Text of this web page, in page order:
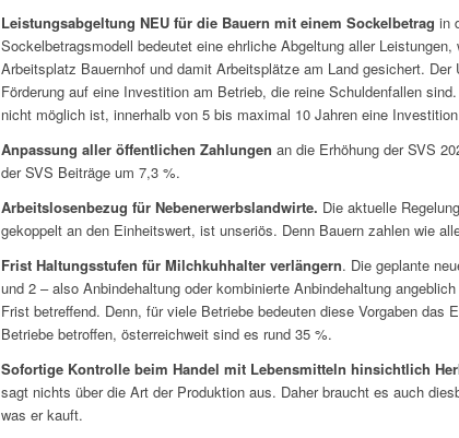
Leistungsabgeltung NEU für die Bauern mit einem Sockelbetrag in
Sockelbetragsmodell bedeutet eine ehrliche Abgeltung aller
Arbeitsplatz Bauernhof und damit Arbeitsplätze am Land gesichert.
Förderung auf eine Investition am Betrieb, die reine Schuldenfallen
nicht möglich ist, innerhalb von 5 bis maximal 10 Jahren eine
Anpassung aller öffentlichen Zahlungen an die Erhöhung der SVS
der SVS Beiträge um 7,3 %.
Arbeitslosenbezug für Nebenerwerbslandwirte. Die aktuelle
gekoppelt an den Einheitswert, ist unseriös. Denn Bauern zahlen wie
Frist Haltungsstufen für Milchkuhhalter verlängern. Die geplante
und 2 – also Anbindehaltung oder kombinierte Anbindehaltung
Frist betreffend. Denn, für viele Betriebe bedeuten diese Vorgaben
Betriebe betroffen, österreichweit sind es rund 35 %.
Sofortige Kontrolle beim Handel mit Lebensmitteln hinsichtlich
sagt nichts über die Art der Produktion aus. Daher braucht es auch
was er kauft.